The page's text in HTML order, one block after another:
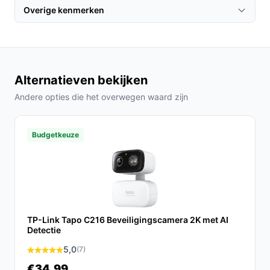
Waar let je op bij comfort? Kies voor een model
camera wordt geleverd met montagemateriaal en
Waar let je op bij ruimtegebruik? Draadloze,
zonnegevoede camera's besparen ruimte en
Waar let je op bij prestaties? Resolution en
nachtzicht bepalen bruikbaarheid: dit model biedt
2K-beeld en infrarood nachtzicht voor zicht in het
Praktische, veilige tips voor plaatsing, gebruik en
onderhoud:
Overige kenmerken
Alternatieven bekijken
Andere opties die het overwegen waard zijn
Budgetkeuze
TP-Link Tapo C216 Beveiligingscamera 2K met AI
Detectie
5,0(7)